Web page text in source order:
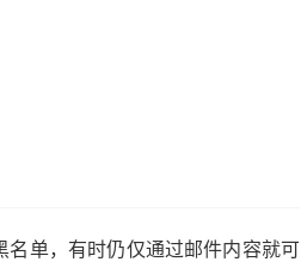
单，有时仍仅通过邮件内容就可